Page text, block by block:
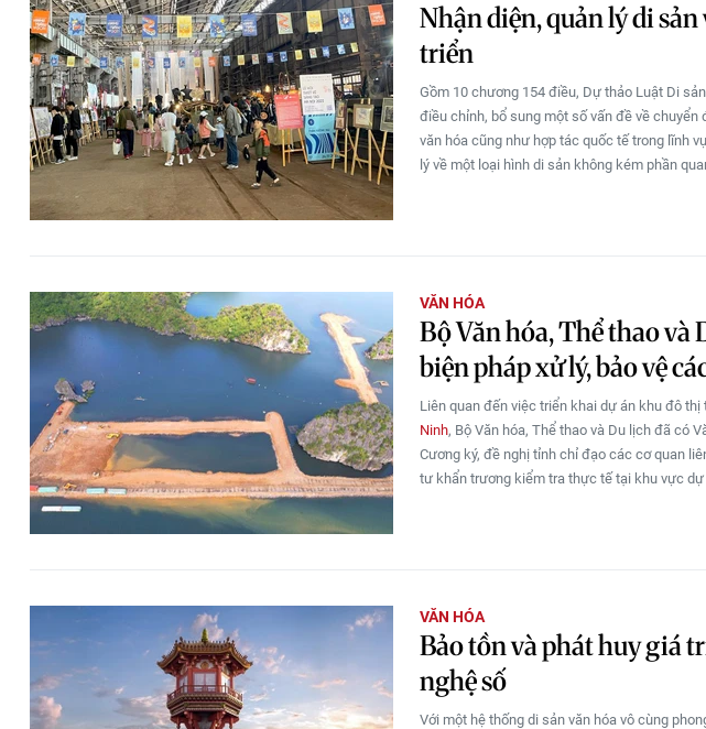
Nhận diện, quản lý di
triển
Gồm 10 chương 154 điều, Dự thảo Luật Di
điều chỉnh, bổ sung một số vấn đề về
văn hóa cũng như hợp tác quốc tế trong lĩnh
lý về một loại hình di sản không kém phần
VĂN HÓA
Bộ Văn hóa, Thể thao
biện pháp xử lý, bảo vệ
Liên quan đến việc triển khai dự án khu đô
Ninh, Bộ Văn hóa, Thể thao và Du lịch đã có
Cương ký, đề nghị tỉnh chỉ đạo các cơ quan
tư khẩn trương kiểm tra thực tế tại khu vực
VĂN HÓA
Bảo tồn và phát huy giá
nghệ số
Với một hệ thống di sản văn hóa vô cùng